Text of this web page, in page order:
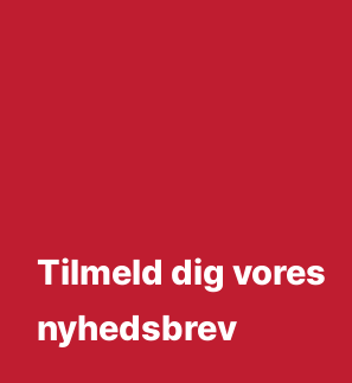
Tilmeld dig vores
nyhedsbrev